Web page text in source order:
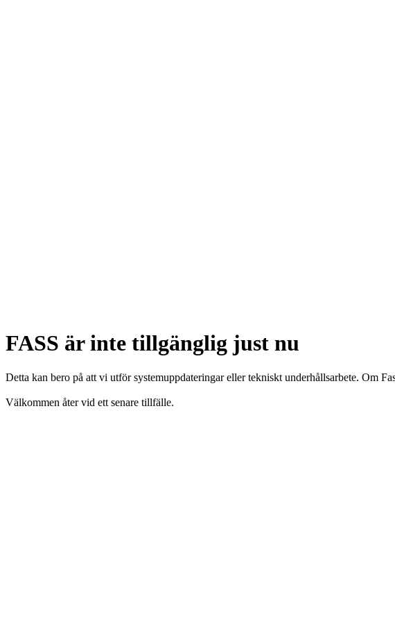
FASS är inte tillgänglig just nu
Detta kan bero på att vi utför systemuppdateringar eller tekniskt underhållsarbete. Om
Välkommen åter vid ett senare tillfälle.